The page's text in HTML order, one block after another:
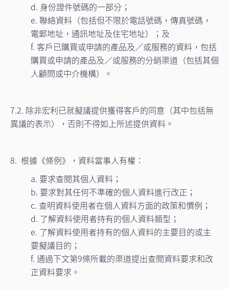
d. 身份證件號碼的一部分；
e. 聯絡資料（包括但不限於電話號碼，傳真號碼，
電郵地址，通訊地址及住宅地址）；及
f. 客戶已購買或申請的產品及／或服務的資料，包括
購買或申請的產品及／或服務的分銷渠道（包括其個
人顧問或中介機構）。
7.2. 除非宏利已就擬議提供獲得客戶的同意（其中包括無
異議的表示），否則不得如上所述提供資料。
8. 根據《條例》，資料當事人有權：
a. 要求查閱其個人資料；
b. 要求對其任何不準確的個人資料進行改正；
c. 查明資料使用者在個人資料方面的政策和慣例；
d. 了解資料使用者持有的個人資料類型；
e. 了解資料使用者持有的個人資料的主要目的或主
要擬議目的；
f. 通過下文第9條所載的渠道提出查閱資料要求和改
正資料要求。